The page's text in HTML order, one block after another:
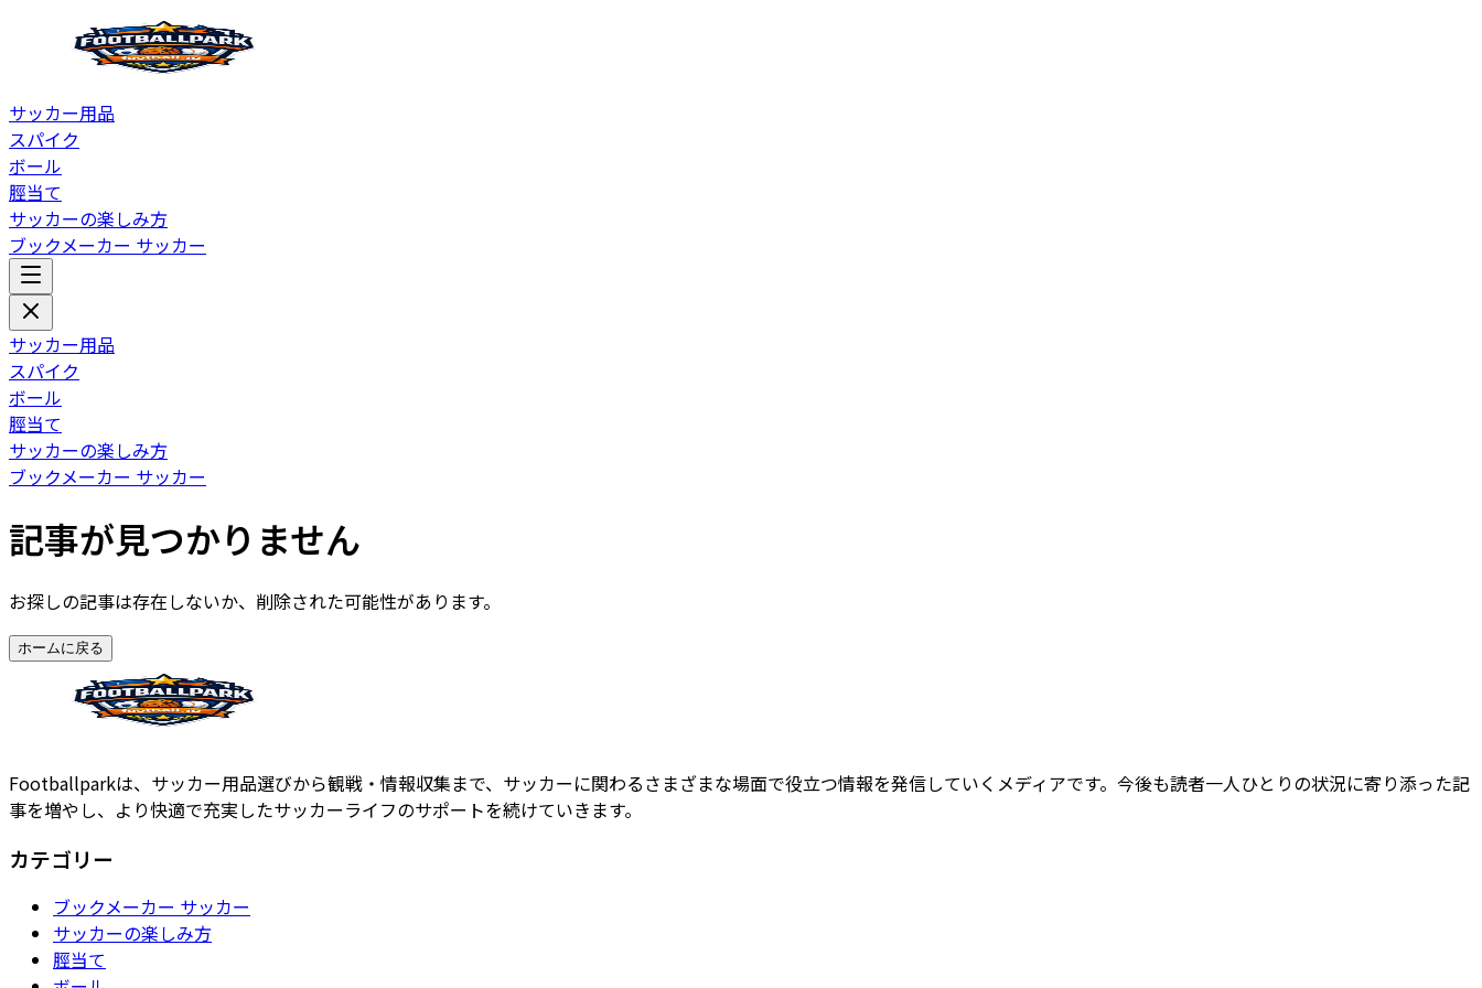
サッカー用品
スパイク
ボール
脛当て
サッカーの楽しみ方
ブックメーカー サッカー
サッカー用品
スパイク
ボール
脛当て
サッカーの楽しみ方
ブックメーカー サッカー
記事が見つかりません
お探しの記事は存在しないか、削除された可能性があります。
ホームに戻る
Footballparkは、サッカー用品選びから観戦・情報収集まで、サッカーに関わるさまざまな場面で役立つ情報を発信していくメディアです。今後も読者一人ひとりの状況に寄り添った記
事を増やし、より快適で充実したサッカーライフのサポートを続けていきます。
カテゴリー
ブックメーカー サッカー
サッカーの楽しみ方
脛当て